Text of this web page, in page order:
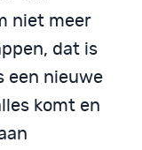
niet meer
dat is
een nieuwe
komt en